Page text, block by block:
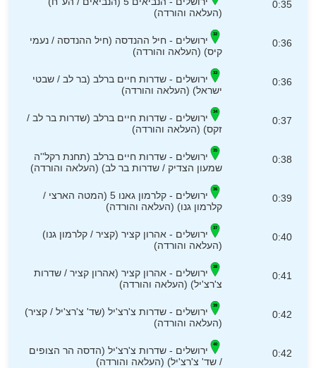
0:35
(העלאה והורדה)
0:36
ירושלים - חיל ההנדסה (חיל ההנדסה / נעמי
קיס) (העלאה והורדה)
0:36
ירושלים - שדרות חיים ברלב (בר לב / שבטי
ישראל) (העלאה והורדה)
0:37
ירושלים - שדרות חיים ברלב (שדרות בר לב /
זקס) (העלאה והורדה)
0:38
ירושלים - שדרות חיים ברלב (תחנת רקל''ה
שמעון הצדיק / שדרות בר לב) (העלאה והורדה)
0:39
ירושלים - קלרמון גאנו 5 (המטה הארצי /
קלרמון גנו) (העלאה והורדה)
0:40
ירושלים - אהרון קציר (קציר / קלרמון גנו)
(העלאה והורדה)
0:41
ירושלים - אהרון קציר (אהרון קציר / שדרות
צ'רצ'יל) (העלאה והורדה)
0:42
ירושלים - שדרות צ'רצ'יל (שד' צ'רצ'יל / קציר)
(העלאה והורדה)
0:42
ירושלים - שדרות צ'רצ'יל (הדסה הר הצופים
/ שד' צ'רצ'יל) (העלאה והורדה)